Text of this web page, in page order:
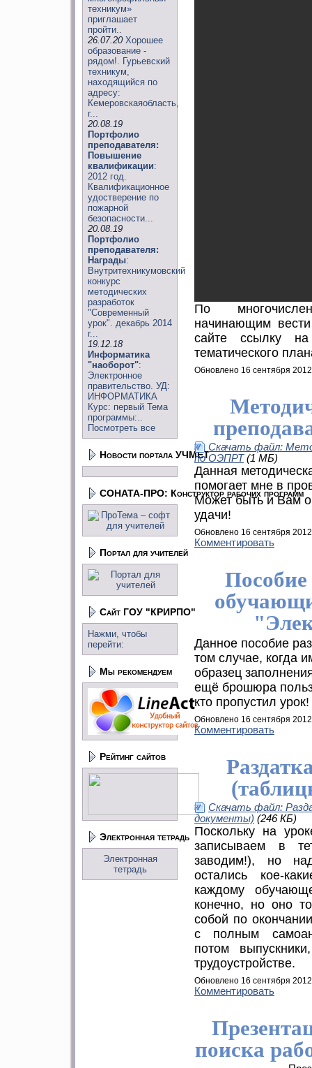
техникум»
приглашает
пройти..
26.07.20 Хорошее
образование -
рядом!. Гурьевский
техникум,
находящийся по
адресу:
Кемеровскаяобласть,
г...
20.08.19
Портфолио
преподавателя:
Повышение
квалификации:
2012 год.
Квалификационное
удостверение по
пожарной
безопасности...
20.08.19
Портфолио
преподавателя:
Награды:
Внутритехникумовский
конкурс
методических
разработок
"Современный
урок". декабрь 2014
г...
19.12.18
Информатика
"наоборот":
Электронное
правительство. УД:
ИНФОРМАТИКА
Курс: первый Тема
программы:..
Посмотреть все
Новости портала УЧМЕТ
СОНАТА-ПРО: Конструктор рабочих программ
Портал для учителей
Сайт ГОУ "КРИРПО"
Нажми, чтобы
перейти:
Мы рекомендуем
Рейтинг сайтов
Электронная тетрадь
Электронная
тетрадь
По
начинающим
сайте ссылку
тематического
Обновлено 16 сентября 2012
Скачать файл:
по ОЭПРТ(1 МБ)
Данная
помогает мне в
Может быть и Вам
удачи!
Обновлено 16 сентября 2012
Комментировать
Данное пособие
том случае, когда
образец
ещё брошюра
кто пропустил урок!
Обновлено 16 сентября 2012
Комментировать
Скачать файл:
документы) (246 КБ)
Поскольку на
записываем в
заводим!), но
остались кое-
каждому
конечно, но оно
собой по
с полным
потом
трудоустройстве.
Обновлено 16 сентября 2012
Комментировать
поиска